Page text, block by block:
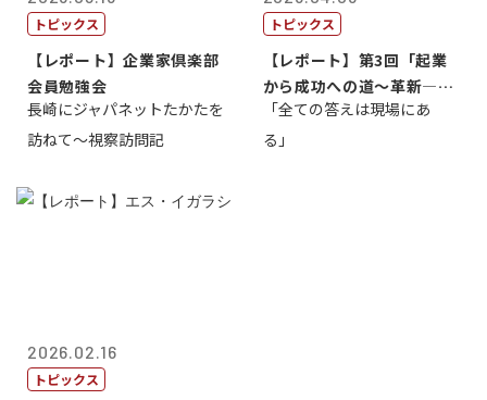
トピックス
【レポート】企業家倶楽部
会員勉強会
長崎にジャパネットたかたを
訪ねて～視察訪問記
トピックス
【レポート】第3回「起業
から成功への道～革新―挑
戦の先にある...
「全ての答えは現場にあ
る」
2026.02.16
トピックス